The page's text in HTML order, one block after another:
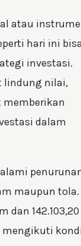
atau
hari ini
investasi.
lindung nilai,
memberikan
dalam
maupun tola.
dan 142.103,20
mengikuti